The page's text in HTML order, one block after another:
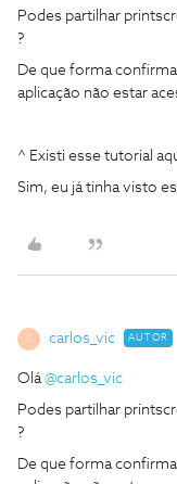
Podes partilhar
?
De que forma
aplicação não estar
^ Existi esse tutorial
Sim, eu já tinha visto
C carlos_vic AUTOR
Olá @carlos_vic
Podes partilhar
?
De que forma